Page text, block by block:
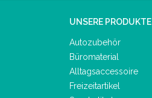
UNSERE PRODUKTE
Autozubehör
Büromaterial
Alltagsaccessoire
Freizeitartikel